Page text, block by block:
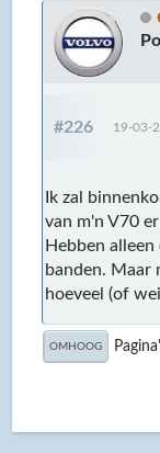
#226 19-03-
Ik zal
van m'n V70
Hebben alleen
banden. Maar
hoeveel (of
OMHOOG